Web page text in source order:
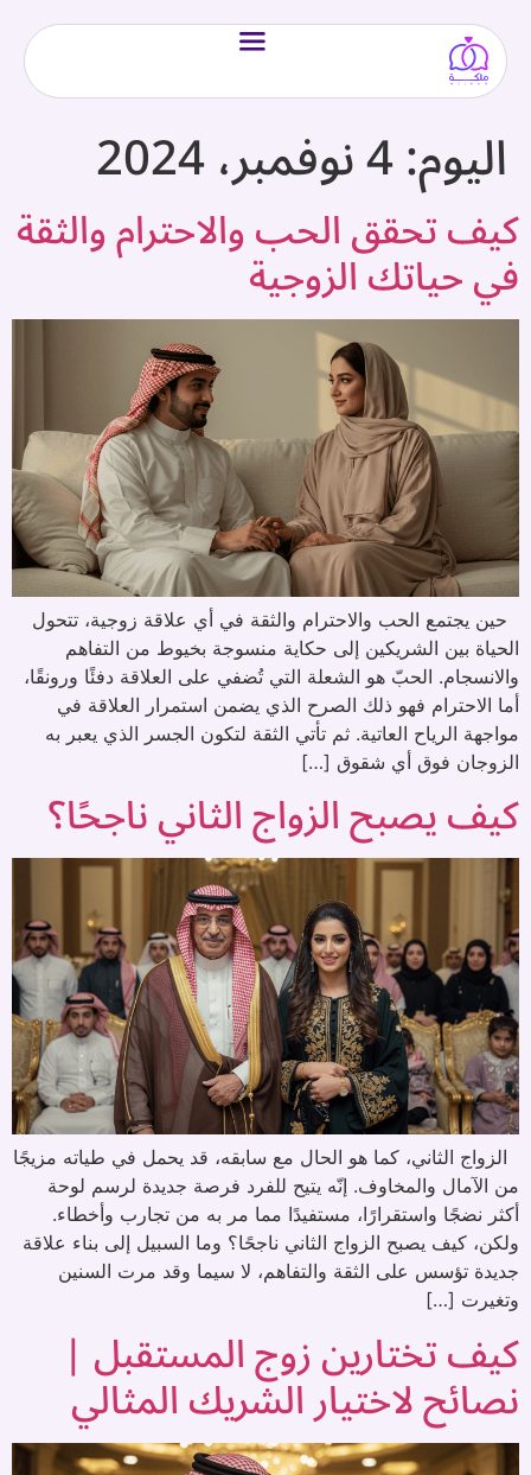
اليوم:4 نوفمبر، 2024
كيف تحقق الحب والاحترام والثقة
في حياتك الزوجية
حين يجتمع الحب والاحترام والثقة في أي علاقة زوجية، تتحول
الحياة بين الشريكين إلى حكاية منسوجة بخيوط من التفاهم
والانسجام. الحبّ هو الشعلة التي تُضفي على العلاقة دفئًا ورونقًا،
أما الاحترام فهو ذلك الصرح الذي يضمن استمرار العلاقة في
مواجهة الرياح العاتية. ثم تأتي الثقة لتكون الجسر الذي يعبر به
الزوجان فوق أي شقوق […]
كيف يصبح الزواج الثاني ناجحًا؟
الزواج الثاني، كما هو الحال مع سابقه، قد يحمل في طياته مزيجًا
من الآمال والمخاوف. إنّه يتيح للفرد فرصة جديدة لرسم لوحة
أكثر نضجًا واستقرارًا، مستفيدًا مما مر به من تجارب وأخطاء.
ولكن، كيف يصبح الزواج الثاني ناجحًا؟ وما السبيل إلى بناء علاقة
جديدة تؤسس على الثقة والتفاهم، لا سيما وقد مرت السنين
وتغيرت […]
كيف تختارين زوج المستقبل |
نصائح لاختيار الشريك المثالي